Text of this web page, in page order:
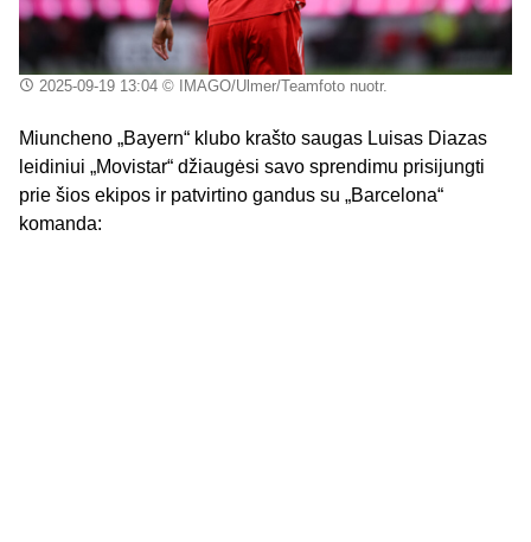
2025-09-19 13:04© IMAGO/Ulmer/Teamfoto nuotr.
Miuncheno „Bayern“ klubo krašto saugas Luisas Diazas
leidiniui „Movistar“ džiaugėsi savo sprendimu prisijungti
prie šios ekipos ir patvirtino gandus su „Barcelona“
komanda: